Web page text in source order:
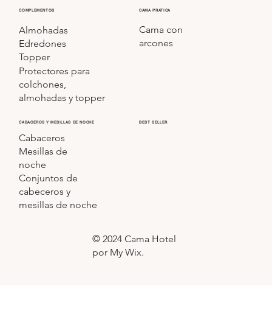
COMPLEMENTOS
Almohadas
Edredones
Topper
Protectores para
colchones,
almohadas y topper
CABACEROS Y MESILLAS DE NOCHE
Cabaceros
Mesillas de
noche
Conjuntos de
cabeceros y
mesillas de noche
CAMA PRATICA
Cama con
arcones
BEST SELLER
© 2024 Cama Hotel
por My Wix.